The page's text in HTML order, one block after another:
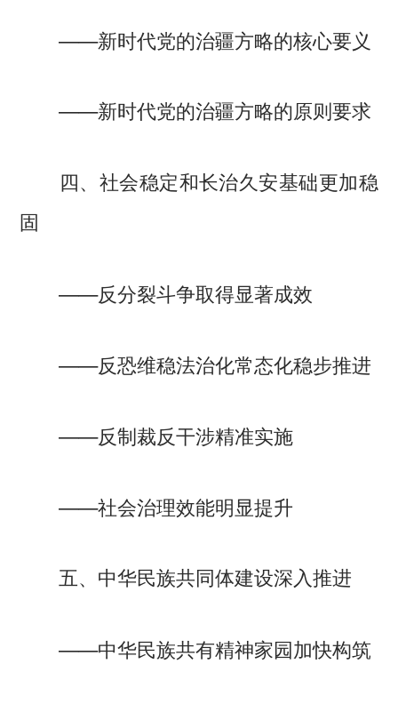
——新时代党的治疆方略的核心要义
——新时代党的治疆方略的原则要求
四、社会稳定和长治久安基础更加稳
固
——反分裂斗争取得显著成效
——反恐维稳法治化常态化稳步推进
——反制裁反干涉精准实施
——社会治理效能明显提升
五、中华民族共同体建设深入推进
——中华民族共有精神家园加快构筑